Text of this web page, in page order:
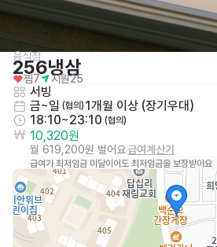
음식점
256냉삼
찜7 지원25
서빙
금~일 (협의) 1개월 이상 (장기우대)
18:10~23:10 (협의)
10,320원
월 619,200원 벌어요급여계산기
급여가 최저임금 미달이어도 최저임금을 보장받아요